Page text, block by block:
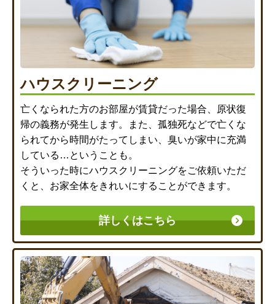
ハウスクリーニング
亡くなられた方のお部屋が賃貸だった場合、原状復
帰の義務が発生します。また、孤独死などで亡くな
られてから時間がたってしまい、臭いが家中に充満
している…ということも。
そういった時にハウスクリーニングをご依頼いただ
くと、お家全体をきれいにすることができます。
詳しくはこちら